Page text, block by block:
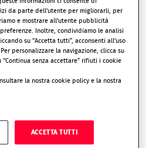
da parte dell'utente per migliorarli, per
e mostrare all'utente pubblicità
Inoltre, condividiamo le analisi
su “Accetta tutti”, acconsenti all'uso
personalizzare la navigazione, clicca su
“Continua senza accettare” rifiuti i cookie
la nostra cookie policy e la nostra
ACCETTA TUTTI